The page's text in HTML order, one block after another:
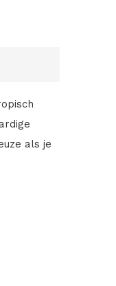
als je